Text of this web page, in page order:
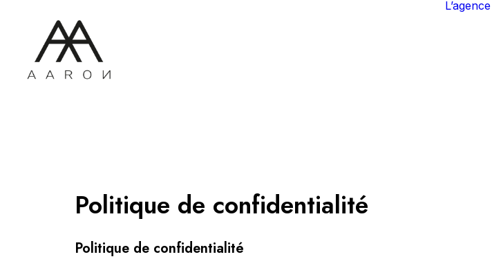
L’agence
Politique de confidentialité
Politique de confidentialité